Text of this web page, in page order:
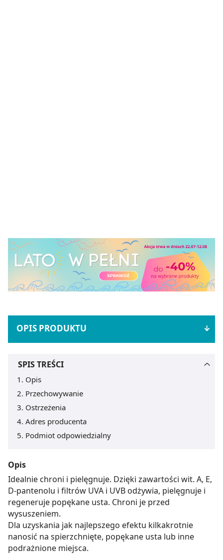
OPIS PRODUKTU
SPIS TREŚCI
Opis
Przechowywanie
Ostrzeżenia
Adres producenta
Podmiot odpowiedzialny
Opis
Idealnie chroni i pielęgnuje. Dzięki zawartości wit. A, E,
D-pantenolu i filtrów UVA i UVB odżywia, pielęgnuje i
regeneruje popękane usta. Chroni je przed
wysuszeniem.
Dla uzyskania jak najlepszego efektu kilkakrotnie
nanosić na spierzchnięte, popękane usta lub inne
podrażnione miejsca.